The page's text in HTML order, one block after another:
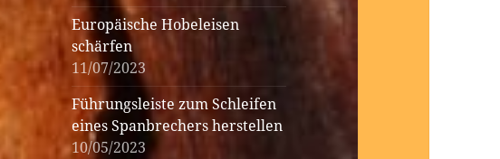
Europäische Hobeleisen
schärfen
11/07/2023
Führungsleiste zum Schleifen
eines Spanbrechers herstellen
10/05/2023